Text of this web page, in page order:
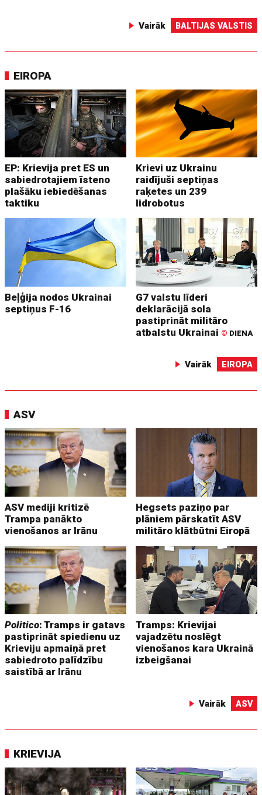
Vairāk BALTIJAS VALSTIS
EIROPA
EP: Krievija pret ES un
sabiedrotajiem īsteno
plašāku iebiedēšanas
taktiku
Krievi uz Ukrainu
raidījuši septiņas
raķetes un 239
lidrobotus
Beļģija nodos Ukrainai
septiņus F-16
G7 valstu līderi
deklarācijā sola
pastiprināt militāro
atbalstu Ukrainai © DIENA
Vairāk EIROPA
ASV
ASV mediji kritizē
Trampa panākto
vienošanos ar Irānu
Hegsets paziņo par
plāniem pārskatīt ASV
militāro klātbūtni Eiropā
Politico: Tramps ir gatavs
pastiprināt spiedienu uz
Krieviju apmaiņā pret
sabiedroto palīdzību
saistībā ar Irānu
Tramps: Krievijai
vajadzētu noslēgt
vienošanos kara Ukrainā
izbeigšanai
Vairāk ASV
KRIEVIJA